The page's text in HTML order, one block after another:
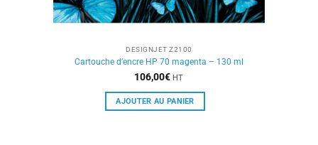
DESIGNJET Z2100
Cartouche d’encre HP 70 magenta – 130 ml
106,00€ HT
AJOUTER AU PANIER